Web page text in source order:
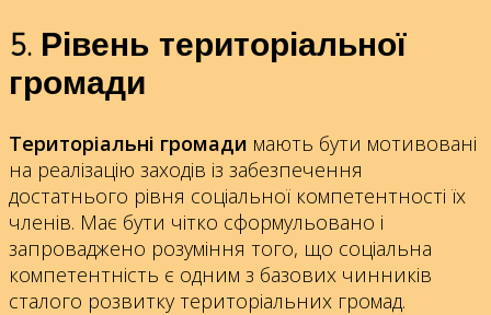
5. Рівень територіальної
громади
Територіальні громади мають бути мотивовані
на реалізацію заходів із забезпечення
достатнього рівня соціальної компетентності їх
членів. Має бути чітко сформульовано і
запроваджено розуміння того, що соціальна
компетентність є одним з базових чинників
сталого розвитку територіальних громад.